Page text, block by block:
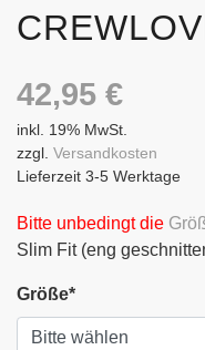
42,95 €
inkl. 19% MwSt.
zzgl. Versandkosten
Lieferzeit 3-5 Werktage
Bitte unbedingt die
Slim Fit (eng
Größe*